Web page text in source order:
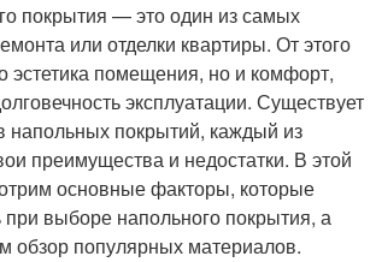
покрытия — это один из самых
или отделки квартиры. От этого
эстетика помещения, но и комфорт,
эксплуатации. Существует
напольных покрытий, каждый из
преимущества и недостатки. В этой
основные факторы, которые
выборе напольного покрытия, а
обзор популярных материалов.